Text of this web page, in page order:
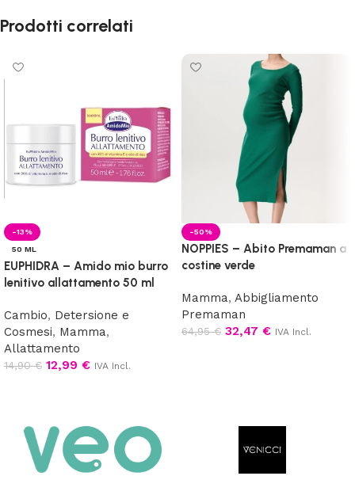
Prodotti correlati
-13%
50 ML
EUPHIDRA – Amido mio burro
lenitivo allattamento 50 ml
Cambio, Detersione e
Cosmesi, Mamma,
Allattamento
14,90€ 12,99 € IVA Incl.
-50%
NOPPIES – Abito Premaman a
costine verde
Mamma, Abbigliamento
Premaman
64,95€ 32,47 € IVA Incl.